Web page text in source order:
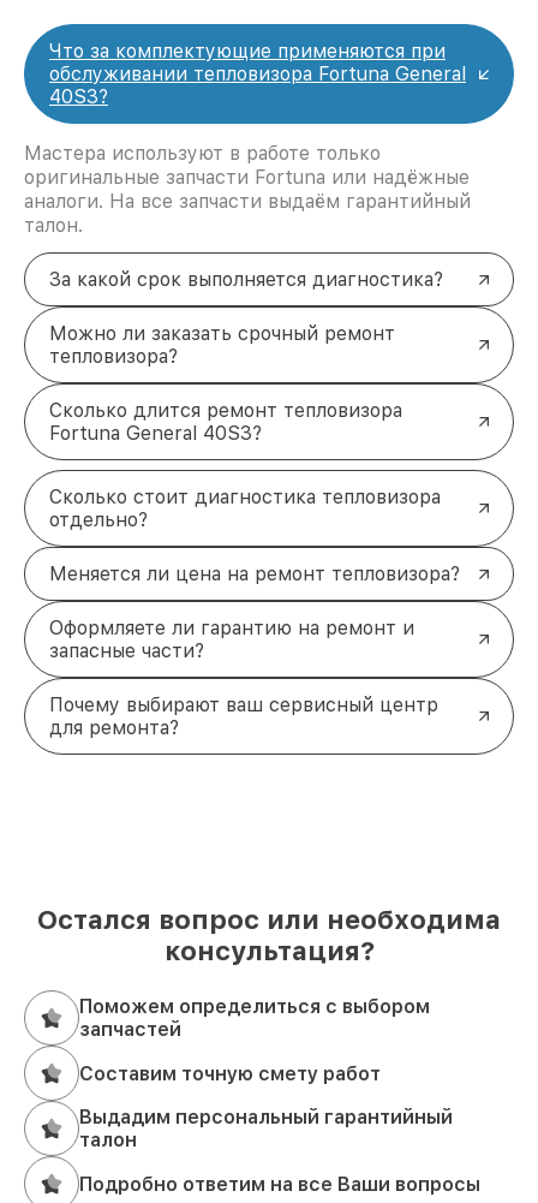
Что за комплектующие применяются при
обслуживании тепловизора Fortuna General
40S3?
Мастера используют в работе только
оригинальные запчасти Fortuna или надёжные
аналоги. На все запчасти выдаём гарантийный
талон.
За какой срок выполняется диагностика?
Можно ли заказать срочный ремонт
тепловизора?
Сколько длится ремонт тепловизора
Fortuna General 40S3?
Сколько стоит диагностика тепловизора
отдельно?
Меняется ли цена на ремонт тепловизора?
Оформляете ли гарантию на ремонт и
запасные части?
Почему выбирают ваш сервисный центр
для ремонта?
Остался вопрос или необходима
консультация?
Поможем определиться с выбором
запчастей
Составим точную смету работ
Выдадим персональный гарантийный
талон
Подробно ответим на все Ваши вопросы